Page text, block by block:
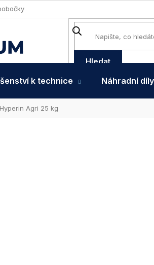
Hledat
k technice Náhradní díly
Hyperin Agri 25 kg